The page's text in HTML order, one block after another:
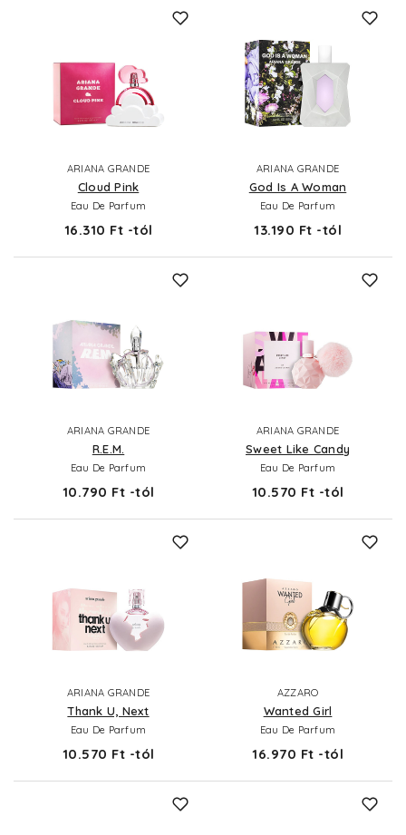
ARIANA GRANDE
Cloud Pink
Eau De Parfum
16.310 Ft -tól
ARIANA GRANDE
God Is A Woman
Eau De Parfum
13.190 Ft -tól
ARIANA GRANDE
R.E.M.
Eau De Parfum
10.790 Ft -tól
ARIANA GRANDE
Sweet Like Candy
Eau De Parfum
10.570 Ft -tól
ARIANA GRANDE
Thank U, Next
Eau De Parfum
10.570 Ft -tól
AZZARO
Wanted Girl
Eau De Parfum
16.970 Ft -tól